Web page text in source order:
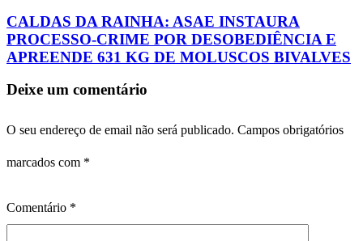
CALDAS DA RAINHA: ASAE INSTAURA
PROCESSO-CRIME POR DESOBEDIÊNCIA E
APREENDE 631 KG DE MOLUSCOS BIVALVES
Deixe um comentário
O seu endereço de email não será publicado. Campos obrigatórios
marcados com *
Comentário *